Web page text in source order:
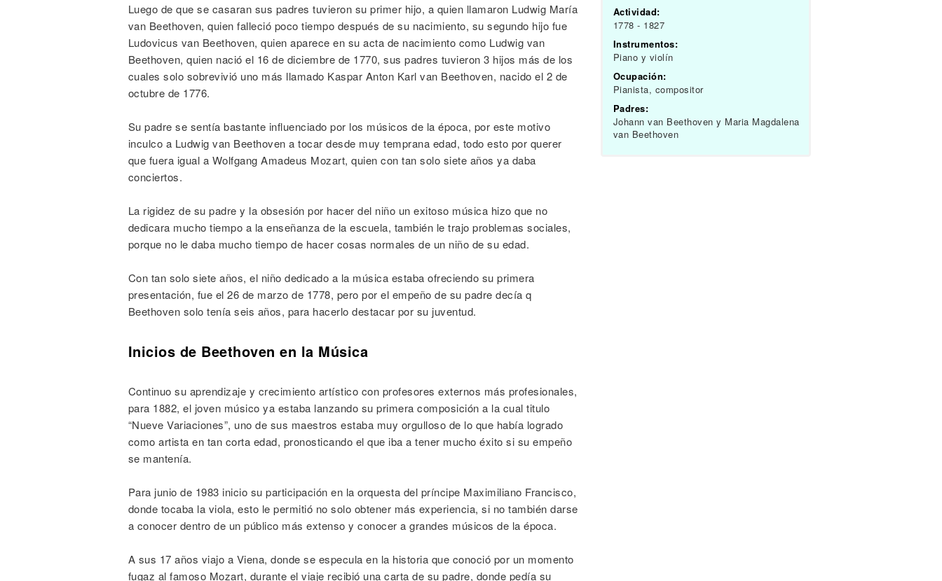
Luego de que se casaran sus padres tuvieron su primer hijo, a quien llamaron Ludwig María
van Beethoven, quien falleció poco tiempo después de su nacimiento, su segundo hijo fue
Ludovicus van Beethoven, quien aparece en su acta de nacimiento como Ludwig van
Beethoven, quien nació el 16 de diciembre de 1770, sus padres tuvieron 3 hijos más de los
cuales solo sobrevivió uno más llamado Kaspar Anton Karl van Beethoven, nacido el 2 de
octubre de 1776.
Su padre se sentía bastante influenciado por los músicos de la época, por este motivo
inculco a Ludwig van Beethoven a tocar desde muy temprana edad, todo esto por querer
que fuera igual a Wolfgang Amadeus Mozart, quien con tan solo siete años ya daba
conciertos.
La rigidez de su padre y la obsesión por hacer del niño un exitoso música hizo que no
dedicara mucho tiempo a la enseñanza de la escuela, también le trajo problemas sociales,
porque no le daba mucho tiempo de hacer cosas normales de un niño de su edad.
Con tan solo siete años, el niño dedicado a la música estaba ofreciendo su primera
presentación, fue el 26 de marzo de 1778, pero por el empeño de su padre decía q
Beethoven solo tenía seis años, para hacerlo destacar por su juventud.
Inicios de Beethoven en la Música
Continuo su aprendizaje y crecimiento artístico con profesores externos más profesionales,
para 1882, el joven músico ya estaba lanzando su primera composición a la cual titulo
“Nueve Variaciones”, uno de sus maestros estaba muy orgulloso de lo que había logrado
como artista en tan corta edad, pronosticando el que iba a tener mucho éxito si su empeño
se mantenía.
Para junio de 1983 inicio su participación en la orquesta del príncipe Maximiliano Francisco,
donde tocaba la viola, esto le permitió no solo obtener más experiencia, si no también darse
a conocer dentro de un público más extenso y conocer a grandes músicos de la época.
A sus 17 años viajo a Viena, donde se especula en la historia que conoció por un momento
fugaz al famoso Mozart, durante el viaje recibió una carta de su padre, donde pedía su
Actividad:
1778 - 1827
Instrumentos:
Piano y violín
Ocupación:
Pianista, compositor
Padres:
Johann van Beethoven y Maria Magdalena
van Beethoven